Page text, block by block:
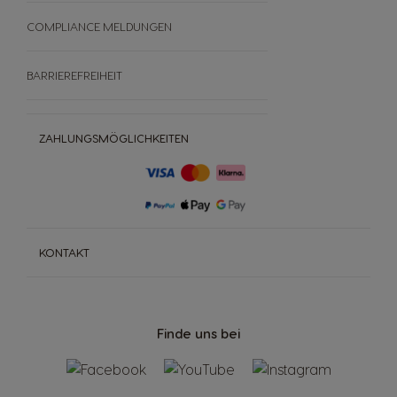
Finde uns bei
ZAHLUNGSMÖGLICHKEITEN
KONTAKT
COMPLIANCE MELDUNGEN
BARRIEREFREIHEIT